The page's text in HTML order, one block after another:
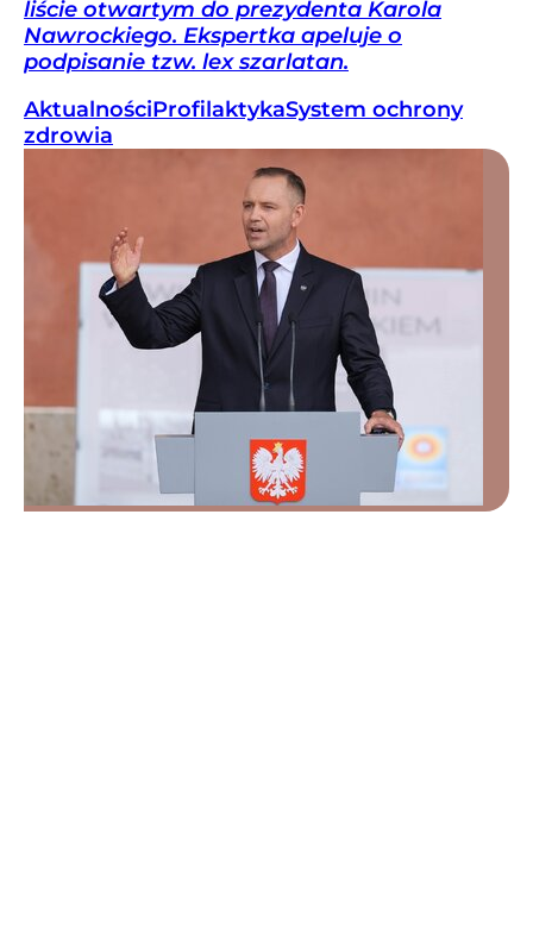
liście otwartym do prezydenta Karola
Nawrockiego. Ekspertka apeluje o
podpisanie tzw. lex szarlatan.
AktualnościProfilaktykaSystem ochrony
zdrowia